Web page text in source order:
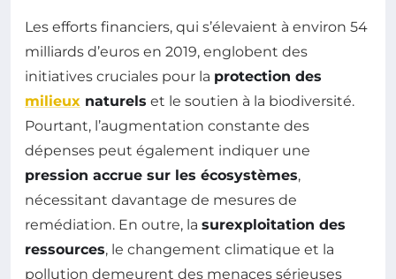
Les efforts financiers, qui s’élevaient à environ 54
milliards d’euros en 2019, englobent des
initiatives cruciales pour la protection des
milieux naturels et le soutien à la biodiversité.
Pourtant, l’augmentation constante des
dépenses peut également indiquer une
pression accrue sur les écosystèmes,
nécessitant davantage de mesures de
remédiation. En outre, la surexploitation des
ressources, le changement climatique et la
pollution demeurent des menaces sérieuses